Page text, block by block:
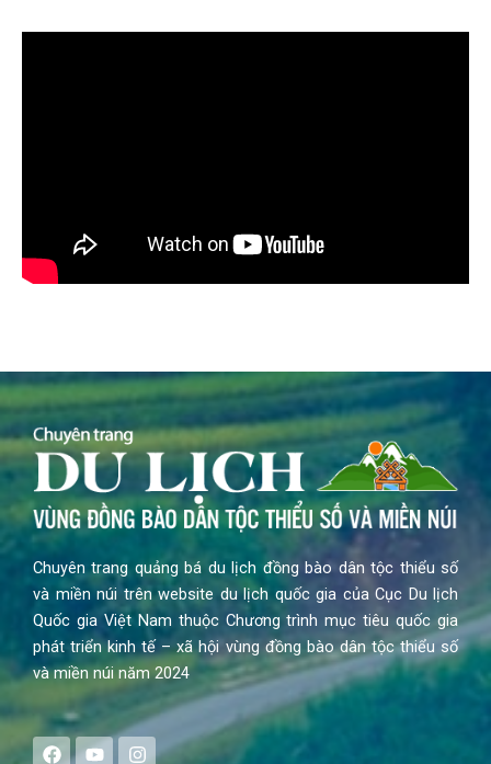
Chuyên trang quảng bá du lịch đồng bào dân tộc thiểu số
và miền núi trên website du lịch quốc gia của Cục Du lịch
Quốc gia Việt Nam thuộc Chương trình mục tiêu quốc gia
phát triển kinh tế – xã hội vùng đồng bào dân tộc thiểu số
và miền núi năm 2024
F
Y
I